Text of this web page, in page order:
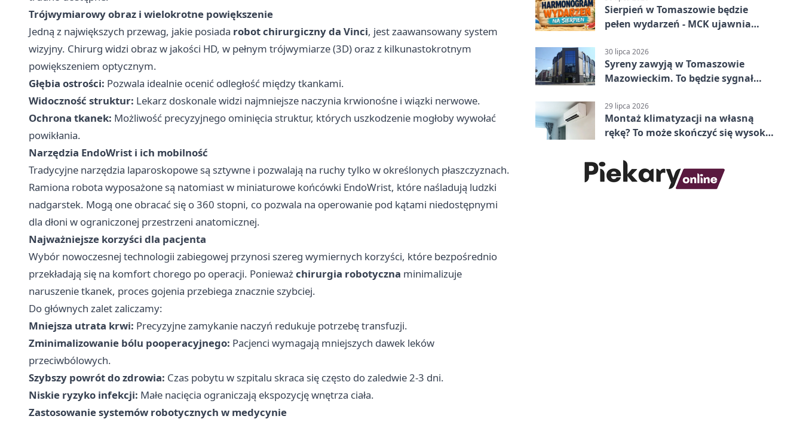
Trójwymiarowy obraz i wielokrotne powiększenie
Jedną z największych przewag, jakie posiada robot chirurgiczny da Vinci, jest zaawansowany system
wizyjny. Chirurg widzi obraz w jakości HD, w pełnym trójwymiarze (3D) oraz z kilkunastokrotnym
powiększeniem optycznym.
Głębia ostrości: Pozwala idealnie ocenić odległość między tkankami.
Widoczność struktur: Lekarz doskonale widzi najmniejsze naczynia krwionośne i wiązki nerwowe.
Ochrona tkanek: Możliwość precyzyjnego ominięcia struktur, których uszkodzenie mogłoby wywołać
powikłania.
Narzędzia EndoWrist i ich mobilność
Tradycyjne narzędzia laparoskopowe są sztywne i pozwalają na ruchy tylko w określonych płaszczyznach.
Ramiona robota wyposażone są natomiast w miniaturowe końcówki EndoWrist, które naśladują ludzki
nadgarstek. Mogą one obracać się o 360 stopni, co pozwala na operowanie pod kątami niedostępnymi
dla dłoni w ograniczonej przestrzeni anatomicznej.
Najważniejsze korzyści dla pacjenta
Wybór nowoczesnej technologii zabiegowej przynosi szereg wymiernych korzyści, które bezpośrednio
przekładają się na komfort chorego po operacji. Ponieważchirurgia robotyczna minimalizuje
naruszenie tkanek, proces gojenia przebiega znacznie szybciej.
Do głównych zalet zaliczamy:
Mniejsza utrata krwi: Precyzyjne zamykanie naczyń redukuje potrzebę transfuzji.
Zminimalizowanie bólu pooperacyjnego: Pacjenci wymagają mniejszych dawek leków
przeciwbólowych.
Szybszy powrót do zdrowia: Czas pobytu w szpitalu skraca się często do zaledwie 2-3 dni.
Niskie ryzyko infekcji: Małe nacięcia ograniczają ekspozycję wnętrza ciała.
Zastosowanie systemów robotycznych w medycynie
Sierpień w Tomaszowie będzie
pełen wydarzeń - MCK ujawnia
30 lipca 2026
Syreny zawyją w Tomaszowie
Mazowieckim. To będzie sygnał
29 lipca 2026
Montaż klimatyzacji na własną
rękę? To może skończyć się wysoką